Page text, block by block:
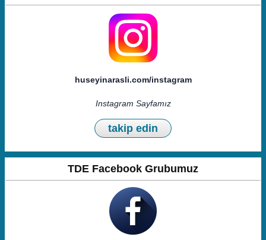
huseyinarasli.com/instagram
Instagram Sayfamız
takip edin
TDE Facebook Grubumuz